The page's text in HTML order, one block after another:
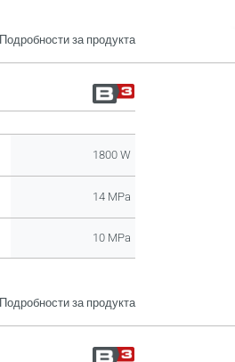
Подробности за продукта
1800 W
14 MPa
10 MPa
Подробности за продукта